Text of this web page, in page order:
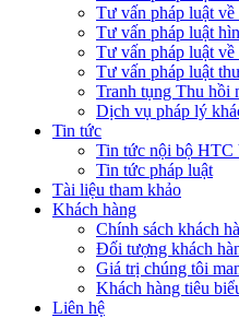
Tư vấn pháp luật về
Tư vấn pháp luật
Tư vấn pháp luật
Tư vấn pháp luật
Tranh tụng Thu hồi
Dịch vụ pháp lý
Tin tức
Tin tức nội bộ HTC
Tin tức pháp luật
Tài liệu tham khảo
Khách hàng
Chính sách khách
Đối tượng khách
Giá trị chúng tôi
Khách hàng tiêu
Liên hệ